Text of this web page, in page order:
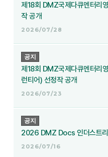
제18회 DMZ국제다큐멘터리
작 공개
2026/07/28
공지
제18회 DMZ국제다큐멘터리
런티어) 선정작 공개
2026/07/23
공지
2026 DMZ Docs 인더스트리
2026/07/16